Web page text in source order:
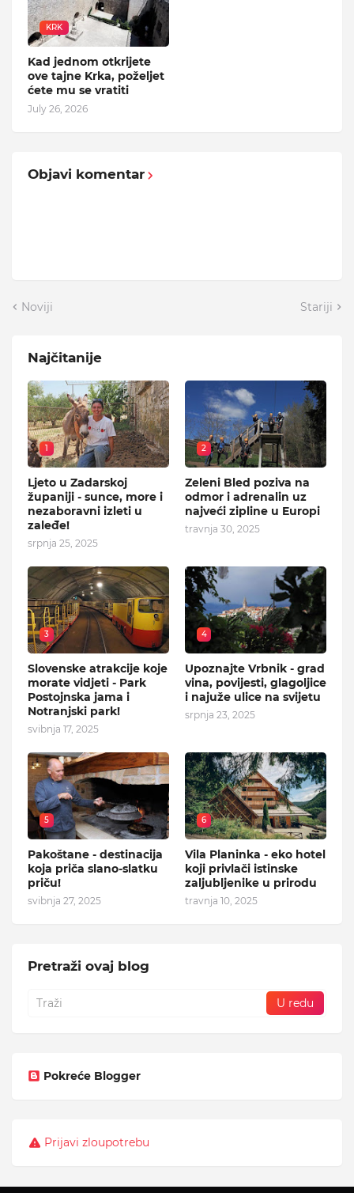
KRK
Kad jednom otkrijete
ove tajne Krka, poželjet
ćete mu se vratiti
July 26, 2026
Objavi komentar
Noviji Stariji
Najčitanije
1
Ljeto u Zadarskoj
županiji - sunce, more i
nezaboravni izleti u
zaleđe!
srpnja 25, 2025
2
Zeleni Bled poziva na
odmor i adrenalin uz
najveći zipline u Europi
travnja 30, 2025
3
Slovenske atrakcije koje
morate vidjeti - Park
Postojnska jama i
Notranjski park!
svibnja 17, 2025
4
Upoznajte Vrbnik - grad
vina, povijesti, glagoljice
i najuže ulice na svijetu
srpnja 23, 2025
5
Pakoštane - destinacija
koja priča slano-slatku
priču!
svibnja 27, 2025
6
Vila Planinka - eko hotel
koji privlači istinske
zaljubljenike u prirodu
travnja 10, 2025
Pretraži ovaj blog
Pokreće Blogger
Prijavi zloupotrebu